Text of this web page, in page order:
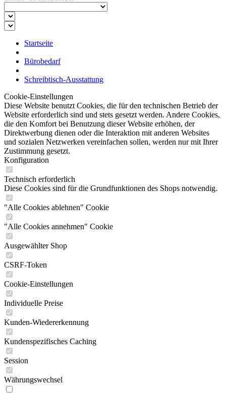
Startseite
Bürobedarf
Schreibtisch-Ausstattung
Cookie-Einstellungen
Diese Website benutzt Cookies, die für den technischen Betrieb der
Website erforderlich sind und stets gesetzt werden. Andere Cookies,
die den Komfort bei Benutzung dieser Website erhöhen, der
Direktwerbung dienen oder die Interaktion mit anderen Websites
und sozialen Netzwerken vereinfachen sollen, werden nur mit Ihrer
Zustimmung gesetzt.
Konfiguration
Technisch erforderlich
Diese Cookies sind für die Grundfunktionen des Shops notwendig.
"Alle Cookies ablehnen" Cookie
"Alle Cookies annehmen" Cookie
Ausgewählter Shop
CSRF-Token
Cookie-Einstellungen
Individuelle Preise
Kunden-Wiedererkennung
Kundenspezifisches Caching
Session
Währungswechsel